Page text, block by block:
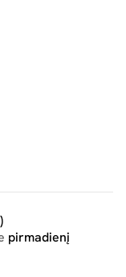
pirmadienį